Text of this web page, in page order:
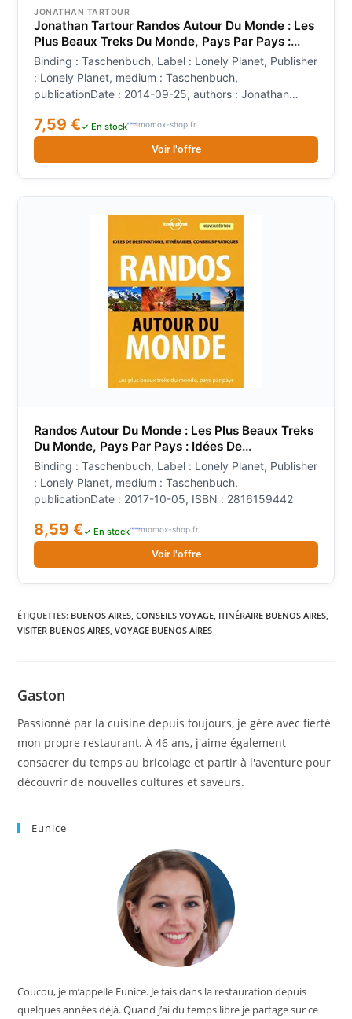
JONATHAN TARTOUR
Jonathan Tartour Randos Autour Du Monde : Les
Plus Beaux Treks Du Monde, Pays Par Pays :
Idées De Destinations, Itinéraires, Conseils
Pratiques
Binding : Taschenbuch, Label : Lonely Planet, Publisher
: Lonely Planet, medium : Taschenbuch,
publicationDate : 2014-09-25, authors : Jonathan
7,59 €✓ En stock momox-shop.fr
Voir l'offre
Randos Autour Du Monde : Les Plus Beaux Treks
Du Monde, Pays Par Pays : Idées De
Destinations, Itinéraires, Conseils Pratiques
Binding : Taschenbuch, Label : Lonely Planet, Publisher
: Lonely Planet, medium : Taschenbuch,
publicationDate : 2017-10-05, ISBN : 2816159442
8,59 €✓ En stock momox-shop.fr
Voir l'offre
ÉTIQUETTES: BUENOS AIRES, CONSEILS VOYAGE, ITINÉRAIRE BUENOS AIRES,
VISITER BUENOS AIRES, VOYAGE BUENOS AIRES
Gaston
Passionné par la cuisine depuis toujours, je gère avec fierté
mon propre restaurant. À 46 ans, j'aime également
consacrer du temps au bricolage et partir à l'aventure pour
découvrir de nouvelles cultures et saveurs.
Eunice
Coucou, je m’appelle Eunice. Je fais dans la restauration depuis
quelques années déjà. Quand j’ai du temps libre je partage sur ce